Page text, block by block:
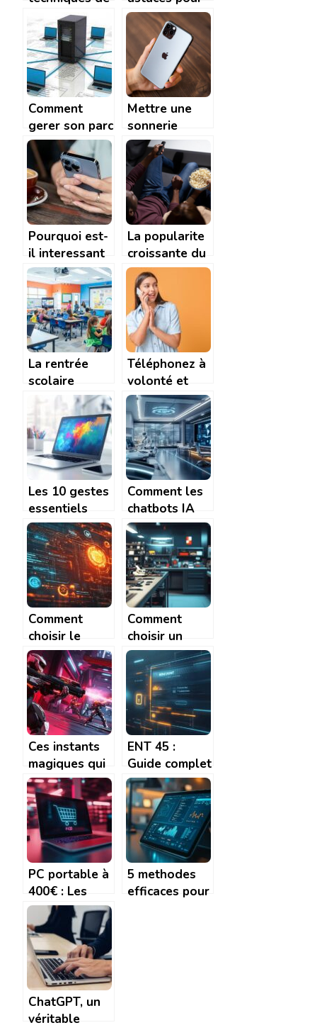
piratage d’un
wifi
reussir votre
soiree
karaoke
Comment
gerer son parc
informatique ?
Mettre une
sonnerie
personnalisée
sur iPhone,
est-ce
possible ?
Pourquoi est-
il interessant
d’acheter un
iPhone 13
reconditionne
?
La popularite
croissante du
streaming de
films en ligne
La rentrée
scolaire
numérique :
quelles outils
numériques
adopter
Téléphonez à
volonté et
profitez
d’offres
immanquables
à petit prix !
Les 10 gestes
essentiels
pour maintenir
votre meilleur
PC portable
15 pouces en
parfait état
Comment les
chatbots IA
transforment
l’expérience
client et
salariée
Comment
choisir le
meilleur
chatbot pour
optimiser
votre service
client
Comment
choisir un
service de
réparation de
GSM fiable en
Belgique
Ces instants
magiques qui
ont défini la
Saison 9 de
Fortnite
ENT 45 :
Guide complet
pour maîtriser
votre premier
accès à mon-
e-
college.loiret.fr
PC portable à
400€ : Les
critères
essentiels
pour ne pas
se tromper
5 methodes
efficaces pour
ChatGPT, un
véritable